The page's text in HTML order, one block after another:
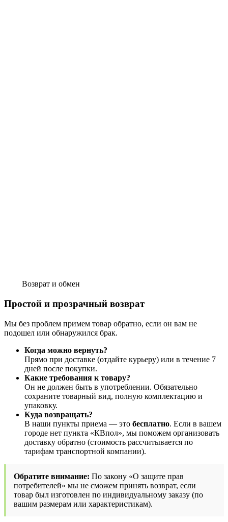
Возврат и обмен
Простой и прозрачный возврат
Мы без проблем примем товар обратно, если он вам не
подошел или обнаружился брак.
Когда можно вернуть?
Прямо при доставке (отдайте курьеру) или в течение 7
дней после покупки.
Какие требования к товару?
Он не должен быть в употреблении. Обязательно
сохраните товарный вид, полную комплектацию и
упаковку.
Куда возвращать?
В наши пункты приема — это бесплатно. Если в вашем
городе нет пункта «КВпол», мы поможем организовать
доставку обратно (стоимость рассчитывается по
тарифам транспортной компании).
Обратите внимание: По закону «О защите прав
потребителей» мы не сможем принять возврат, если
товар был изготовлен по индивидуальному заказу (по
вашим размерам или характеристикам).